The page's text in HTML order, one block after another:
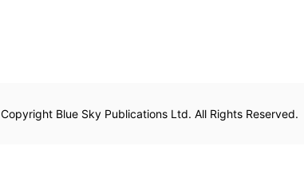
Copyright Blue Sky Publications Ltd. All Rights Reserved.